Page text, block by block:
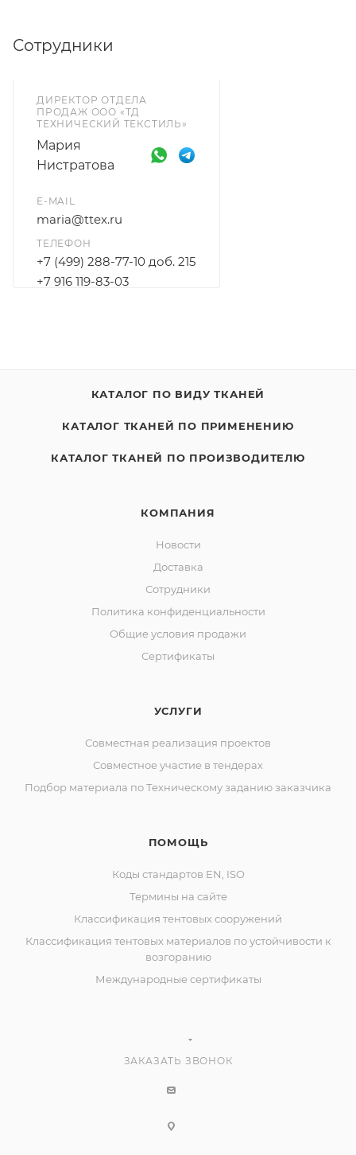
Сотрудники
ДИРЕКТОР ОТДЕЛА
ПРОДАЖ ООО «ТД
ТЕХНИЧЕСКИЙ ТЕКСТИЛЬ»
Мария
Нистратова
E-MAIL
maria@ttex.ru
ТЕЛЕФОН
+7 (499) 288-77-10 доб. 215
+7 916 119-83-03
КАТАЛОГ ПО ВИДУ ТКАНЕЙ
КАТАЛОГ ТКАНЕЙ ПО ПРИМЕНЕНИЮ
КАТАЛОГ ТКАНЕЙ ПО ПРОИЗВОДИТЕЛЮ
КОМПАНИЯ
Новости
Доставка
Сотрудники
Политика конфиденциальности
Общие условия продажи
Сертификаты
УСЛУГИ
Совместная реализация проектов
Совместное участие в тендерах
Подбор материала по Техническому заданию заказчика
ПОМОЩЬ
Коды стандартов EN, ISO
Термины на сайте
Классификация тентовых сооружений
Классификация тентовых материалов по устойчивости к
возгоранию
Международные сертификаты
ЗАКАЗАТЬ ЗВОНОК